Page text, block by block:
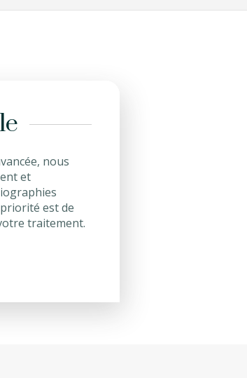
nous
et
est de
traitement.